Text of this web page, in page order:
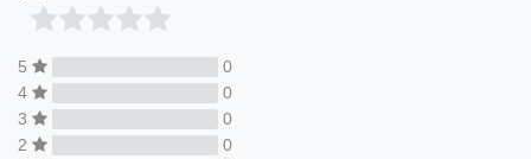
5
0
4
0
3
0
2
0